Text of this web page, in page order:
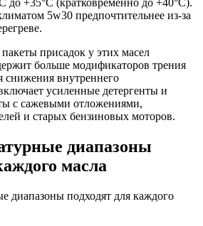
до +35°C (кратковременно до +40°C).
5w30 предпочтительнее из-за
присадок у этих масел
больше модификаторов трения
снижения внутреннего
усиленные детергенты и
с сажевыми отложениями,
и старых бензиновых моторов.
диапазоны
масла